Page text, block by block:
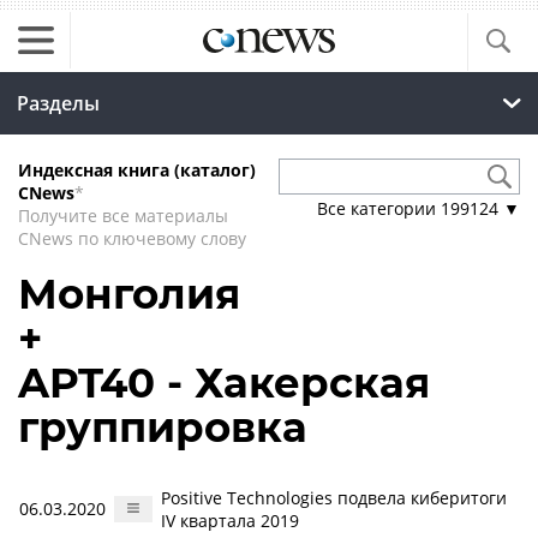
Разделы
Индексная книга (каталог)
CNews*
Получите все материалы
CNews по ключевому слову
Все категории 199124 ▼
Монголия
+
APT40 - Хакерская
группировка
06.03.2020
Positive Technologies подвела киберитоги
IV квартала 2019